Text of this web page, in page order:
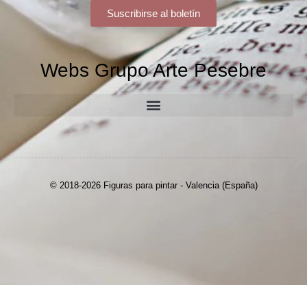
Suscribirse al boletín
Webs Grupo Arte Pesebre
© 2018-2026 Figuras para pintar - Valencia (España)